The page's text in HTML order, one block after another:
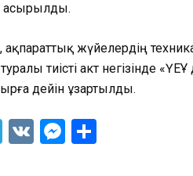
асырылды.
жүйелердің
тиісті акт негізінде
дейін ұзартылды.
Telegram
VK Messenger